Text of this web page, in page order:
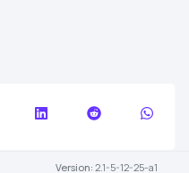
Version: 2.1-5-12-25-a1